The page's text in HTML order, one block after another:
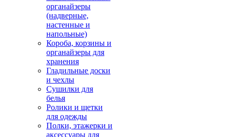
органайзеры
(надверные,
настенные и
напольные)
Короба, корзины и
органайзеры для
хранения
Гладильные доски
и чехлы
Сушилки для
белья
Ролики и щетки
для одежды
Полки, этажерки и
аксессуары для